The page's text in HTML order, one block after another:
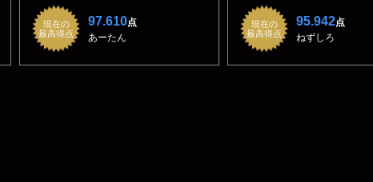
現在の
最高得点
97.610点
あーたん
現在の
最高得点
95.942点
ねずしろ